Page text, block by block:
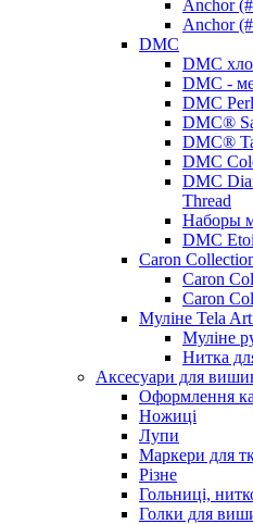
Anchor
Anchor
DMC
DMC
DMC -
DMC
DMC®
DMC®
DMC
DMC
Thread
Наборы
DMC
Caron
Caron
Caron
Муліне Tela
Муліне
Нитка
Аксесуари для
Оформлення
Ножиці
Лупи
Маркери для
Різне
Гольниці,
Голки для